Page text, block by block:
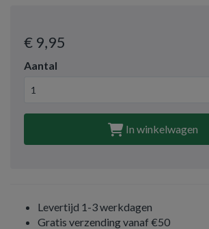
€ 9,95
Aantal
In winkelwagen
Levertijd 1-3 werkdagen
Gratis verzending vanaf €50